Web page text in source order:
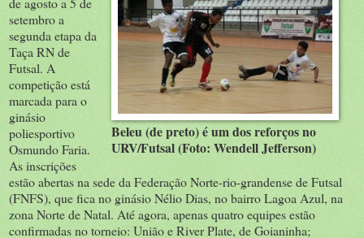
Beleu (de preto) é um dos reforços no
URV/Futsal (Foto: Wendell Jefferson)
setembro a
segunda etapa da
Taça RN de
Futsal. A
competição está
marcada para o
ginásio
poliesportivo
Osmundo Faria.
As inscrições
estão abertas na sede da Federação Norte-rio-grandense de Futsal
(FNFS), que fica no ginásio Nélio Dias, no bairro Lagoa Azul, na
zona Norte de Natal. Até agora, apenas quatro equipes estão
confirmadas no torneio: União e River Plate, de Goianinha;